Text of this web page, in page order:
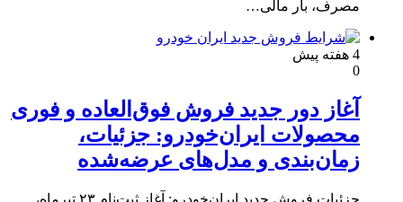
مصرف، بار مالی…
4 هفته پیش
0
آغاز دور جدید فروش فوق‌العاده و فوری
محصولات ایران‌خودرو: جزئیات،
زمان‌بندی و مدل‌های عرضه‌شده
جزئیات فروش جدید ایران‌خودرو: آغاز ثبت‌نام ۲۳ تیرماه،